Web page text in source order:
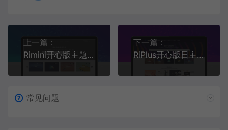
上一篇：
Rimini开心版主题资源付费WordPress主题下载
下一篇：
RiPlus开心版日主题资源下载 知识付费资源
常见问题